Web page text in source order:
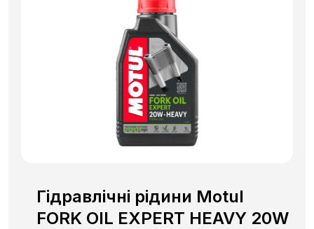
Гідравлічні рідини Motul
FORK OIL EXPERT HEAVY 20W